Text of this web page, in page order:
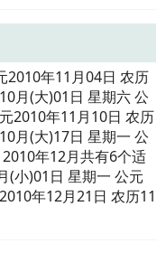
2010年11月04日 农历
月(大)01日 星期六 公
2010年11月10日 农历
月(大)17日 星期一 公
年12月共有6个适
(小)01日 星期一 公元
年12月21日 农历11